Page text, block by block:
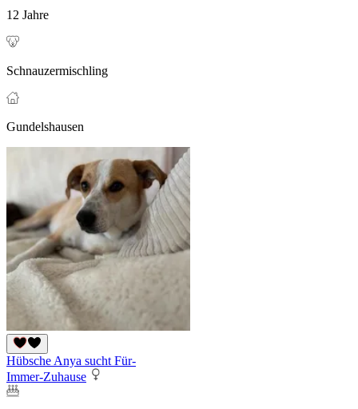
12 Jahre
Schnauzermischling
Gundelshausen
Hübsche Anya sucht Für-
Immer-Zuhause